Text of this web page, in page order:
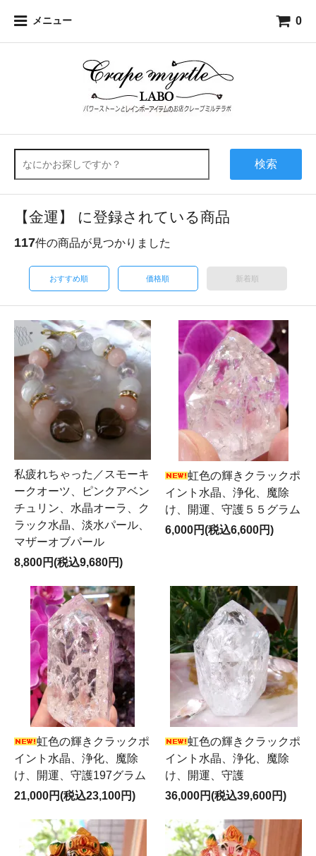
メニュー 0
検索
【金運】 に登録されている商品
117件の商品が見つかりました
おすすめ順 価格順 新着順
私疲れちゃった／スモーキ
ークオーツ、ピンクアベン
チュリン、水晶オーラ、ク
ラック水晶、淡水パール、
マザーオブパール
8,800円(税込9,680円)
虹色の輝きクラックポ
イント水晶、浄化、魔除
け、開運、守護５５グラム
6,000円(税込6,600円)
虹色の輝きクラックポ
イント水晶、浄化、魔除
け、開運、守護197グラム
21,000円(税込23,100円)
虹色の輝きクラックポ
イント水晶、浄化、魔除
け、開運、守護
36,000円(税込39,600円)